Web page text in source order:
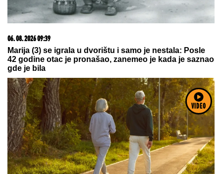
VIDEO
09. 07. 2026 09:20
Komfor po meri klijenata: nova linija paketa ALTA
banke